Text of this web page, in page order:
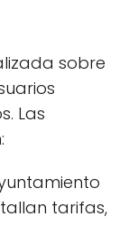
sobre
Las
tarifas,